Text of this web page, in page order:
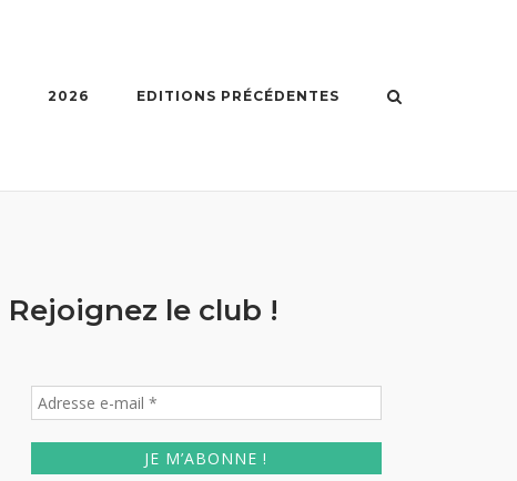
2026 EDITIONS PRÉCÉDENTES
Rejoignez le club !